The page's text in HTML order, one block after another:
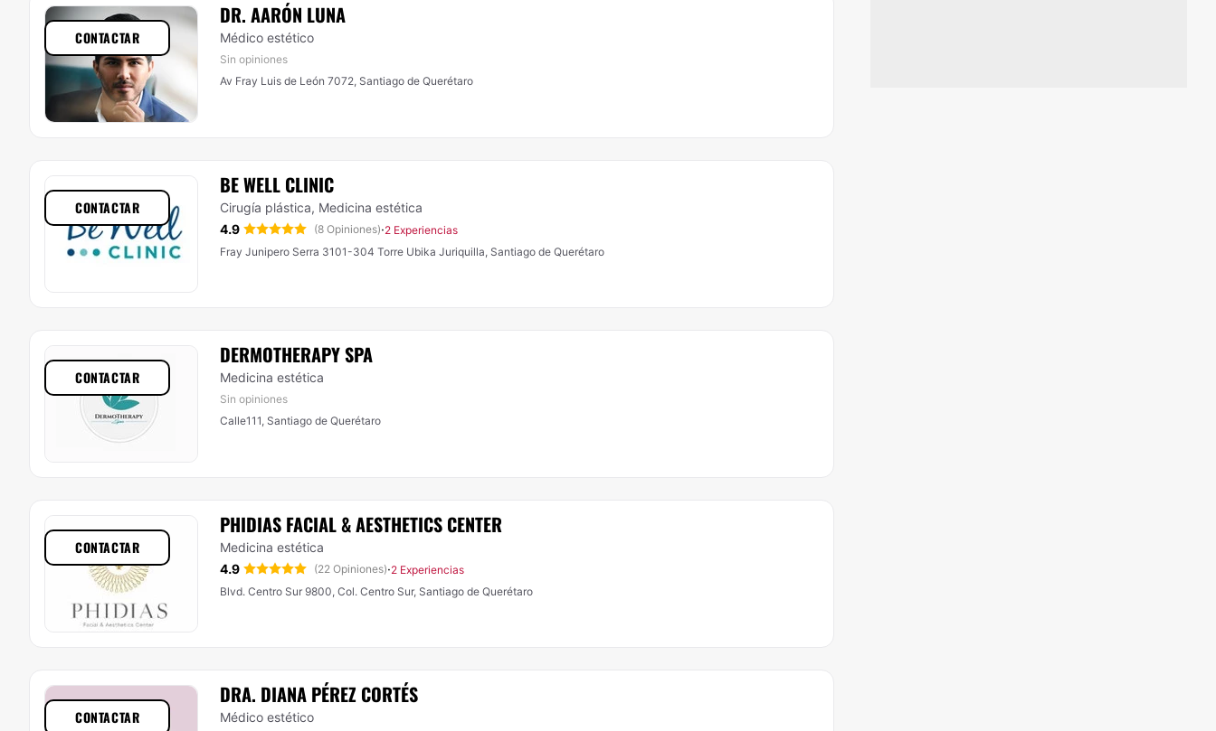
DR. AARÓN LUNA
Médico estético
Sin opiniones
Av Fray Luis de León 7072, Santiago de Querétaro
CONTACTAR
BE WELL CLINIC
Cirugía plástica, Medicina estética
4.9
(8 Opiniones)·2 Experiencias
Fray Junipero Serra 3101-304 Torre Ubika Juriquilla, Santiago de Querétaro
CONTACTAR
DERMOTHERAPY SPA
Medicina estética
Sin opiniones
Calle111, Santiago de Querétaro
CONTACTAR
PHIDIAS FACIAL & AESTHETICS CENTER
Medicina estética
4.9
(22 Opiniones)·2 Experiencias
Blvd. Centro Sur 9800, Col. Centro Sur, Santiago de Querétaro
CONTACTAR
DRA. DIANA PÉREZ CORTÉS
Médico estético
CONTACTAR